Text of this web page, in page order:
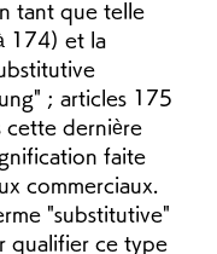
tant que telle
174) et la
; articles 175
cette dernière
faite
commerciaux.
"substitutive"
qualifier ce type